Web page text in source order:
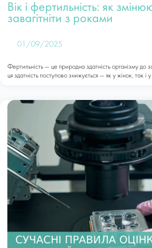
Вік і фертильність: як
завагітніти з роками
01/09/2025
Фертильність — це природна здатність організму до
ця здатність поступово знижується — як у жінок, так і у